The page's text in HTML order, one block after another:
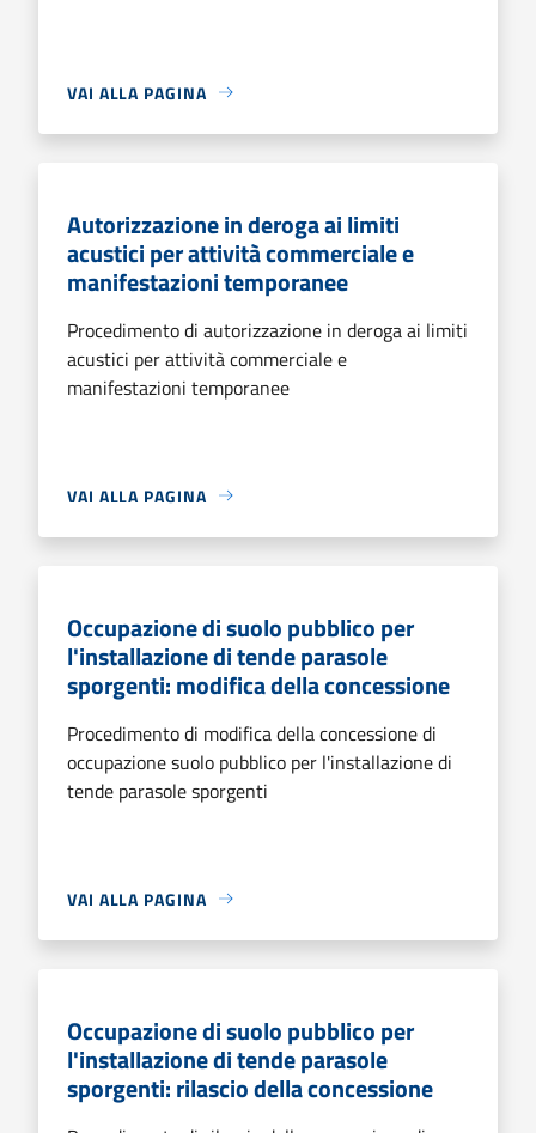
VAI ALLA PAGINA
Autorizzazione in deroga ai limiti
acustici per attività commerciale e
manifestazioni temporanee
Procedimento di autorizzazione in deroga ai limiti
acustici per attività commerciale e
manifestazioni temporanee
VAI ALLA PAGINA
Occupazione di suolo pubblico per
l'installazione di tende parasole
sporgenti: modifica della concessione
Procedimento di modifica della concessione di
occupazione suolo pubblico per l'installazione di
tende parasole sporgenti
VAI ALLA PAGINA
Occupazione di suolo pubblico per
l'installazione di tende parasole
sporgenti: rilascio della concessione